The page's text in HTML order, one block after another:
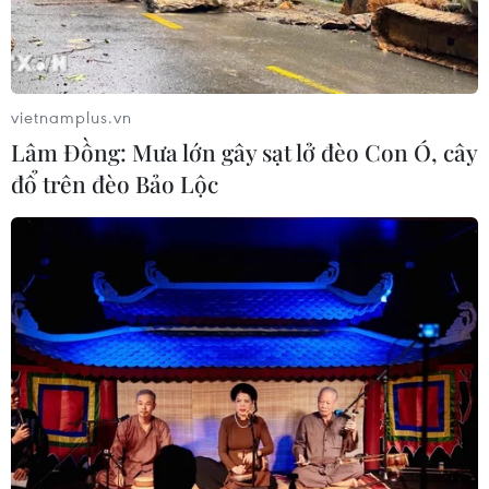
Xem thêm
CƠ QUAN CHỦ QUẢN: THÔNG TẤN XÃ VIỆT NAM
Tổng Biên tập: TRẦN TIẾN DUẨN
Phó Tổng Biên tập: NGUYỄN THỊ TÁM, KHÚC THANH
THỦY
Sở hữu trí tuệ
Quy định sử dụng
RSS
Hỗ trợ
vietnamplus.vn
Lâm Đồng: Mưa lớn gây sạt lở đèo Con Ó, cây
đổ trên đèo Bảo Lộc